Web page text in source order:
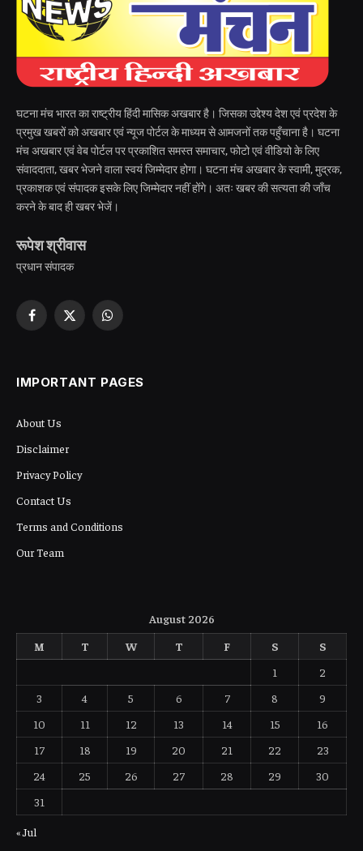
घटना मंच भारत का राष्ट्रीय हिंदी मासिक अखबार है। जिसका उद्देश्य देश एवं प्रदेश के
प्रमुख खबरों को अखबार एवं न्यूज पोर्टल के माध्यम से आमजनों तक पहुँचाना है। घटना
मंच अखबार एवं वेब पोर्टल पर प्रकाशित समस्त समाचार, फोटो एवं वीडियो के लिए
संवाददाता, खबर भेजने वाला स्वयं जिम्मेदार होगा। घटना मंच अखबार के स्वामी, मुद्रक,
प्रकाशक एवं संपादक इसके लिए जिम्मेदार नहीं होंगे। अतः खबर की सत्यता की जाँच
करने के बाद ही खबर भेजें।
रूपेश श्रीवास
प्रधान संपादक
Facebook
X
WhatsApp
IMPORTANT PAGES
About Us
Disclaimer
Privacy Policy
Contact Us
Terms and Conditions
Our Team
August 2026
M
T W T F S
S
1
2
3
4 5 6 7 8
9
10
11 12 13 14 15
16
17
18 19 20 21 22
23
24
25 26 27 28 29
30
31
« Jul